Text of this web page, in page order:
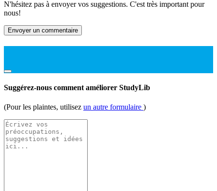
N'hésitez pas à envoyer vos suggestions. C'est très important pour
nous!
Envoyer un commentaire
Suggérez-nous comment améliorer StudyLib
(Pour les plaintes, utilisez un autre formulaire )